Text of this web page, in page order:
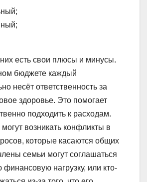
есть свои плюсы и минусы.
бюджете каждый
несёт ответственность за
здоровье. Это помогает
подходить к расходам.
возникать конфликты в
которые касаются общих
семьи могут соглашаться
финансовую нагрузку, или кто-